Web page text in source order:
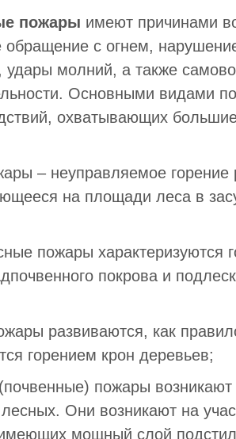
пожары имеют причинами
обращение с огнем,
удары молний, а также
Основными видами
охватывающих
– неуправляемое горение
на площади леса в
пожары характеризуются
покрова и
развиваются, как
горением крон деревьев;
пожары возникают
Они возникают на
мощный слой